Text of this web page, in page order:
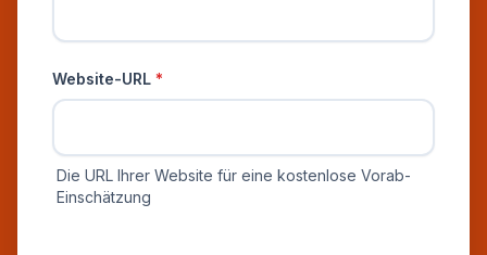
Website-URL *
Die URL Ihrer Website für eine kostenlose Vorab-
Einschätzung